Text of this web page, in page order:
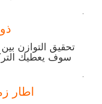
.
تحقيق التوازن
سوف يعطيك
.
اطار